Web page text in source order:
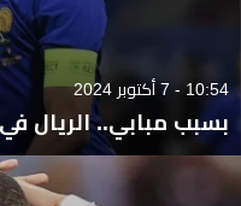
10:54 - 7 أكتوبر 2024
بسبب مبابي.. الريال